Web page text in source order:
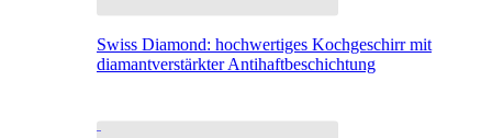
Swiss Diamond: hochwertiges Kochgeschirr mit
diamantverstärkter Antihaftbeschichtung